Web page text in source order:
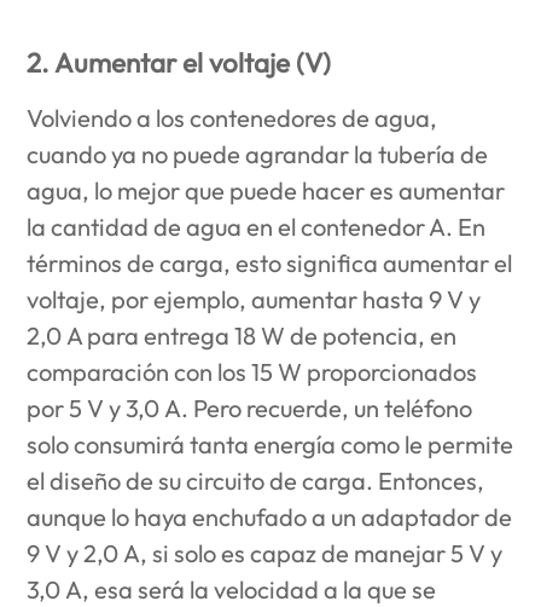
2. Aumentar el voltaje (V)
Volviendo a los contenedores de agua,
cuando ya no puede agrandar la tubería de
agua, lo mejor que puede hacer es aumentar
la cantidad de agua en el contenedor A. En
términos de carga, esto significa aumentar el
voltaje, por ejemplo, aumentar hasta 9 V y
2,0 A para entrega 18 W de potencia, en
comparación con los 15 W proporcionados
por 5 V y 3,0 A. Pero recuerde, un teléfono
solo consumirá tanta energía como le permite
el diseño de su circuito de carga. Entonces,
aunque lo haya enchufado a un adaptador de
9 V y 2,0 A, si solo es capaz de manejar 5 V y
3,0 A, esa será la velocidad a la que se